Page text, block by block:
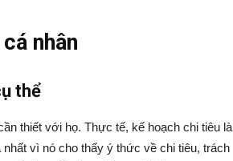
nhân
thể
thiết với họ. Thực tế, kế hoạch chi tiêu là
vì nó cho thấy ý thức về chi tiêu, trách